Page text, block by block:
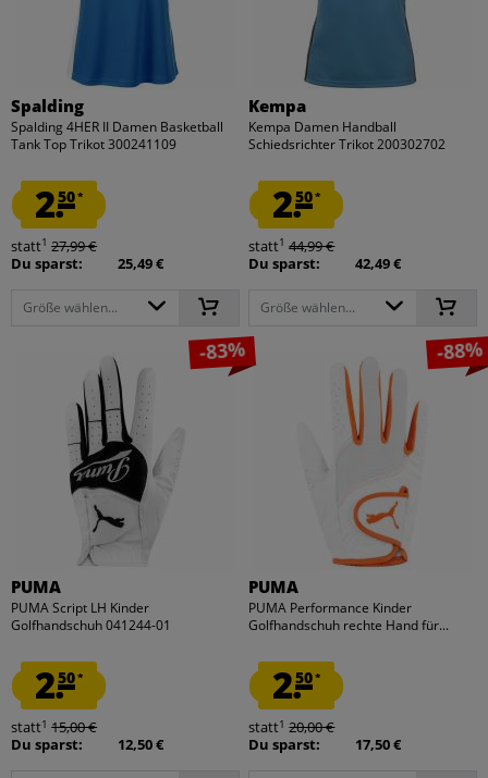
Spalding
Spalding 4HER II Damen Basketball
Tank Top Trikot 300241109
2.50*
statt1 27,99 €
Du sparst:
25,49 €
Größe wählen...
Kempa
Kempa Damen Handball
Schiedsrichter Trikot 200302702
2.50*
statt1 44,99 €
Du sparst:
42,49 €
Größe wählen...
-83%
PUMA
PUMA Script LH Kinder
Golfhandschuh 041244-01
2.50*
statt1 15,00 €
Du sparst:
12,50 €
-88%
PUMA
PUMA Performance Kinder
Golfhandschuh rechte Hand für...
2.50*
statt1 20,00 €
Du sparst:
17,50 €